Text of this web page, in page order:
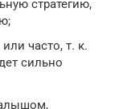
стратегию,
часто, т. к.
сильно